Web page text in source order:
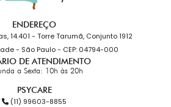
ENDEREÇO
14.401 - Torre Tarumã, Conjunto 1912
- São Paulo - CEP: 04794-000
DE ATENDIMENTO
a Sexta: 10h às 20h
PSYCARE
(11) 99603-8855